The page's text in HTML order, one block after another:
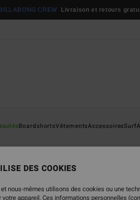
BILLABONG CREW Livraison et retours
BoardshortsVêtementsAccessoiresSurf
DES COOKIES
nous-mêmes utilisons des cookies ou une
appareil. Ces informations personnelles